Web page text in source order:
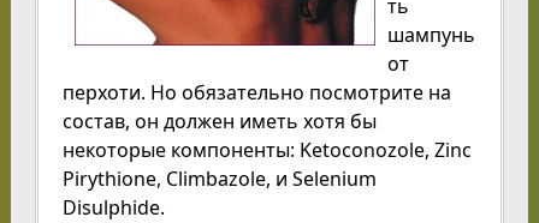
ть
шампунь
от
перхоти. Но обязательно посмотрите на
состав, он должен иметь хотя бы
некоторые компоненты: Ketoconozole, Zinc
Pirythione, Climbazole, и Selenium
Disulphide.